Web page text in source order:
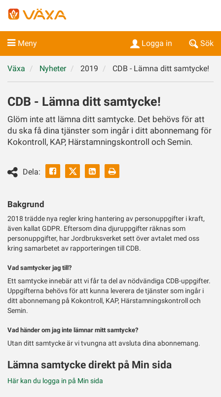
Meny Sök
Logga in
Växa Nyheter 2019 CDB - Lämna ditt samtycke!
CDB - Lämna ditt samtycke!
Glöm inte att lämna ditt samtycke. Det behövs för att
du ska få dina tjänster som ingår i ditt abonnemang för
Kokontroll, KAP, Härstamningskontroll och Semin.
Dela:
Facebook LinkedinSkriv
Bakgrund
2018 trädde nya regler kring hantering av personuppgifter i kraft,
även kallat GDPR. Eftersom dina djuruppgifter räknas som
personuppgifter, har Jordbruksverket sett över avtalet med oss
kring samarbetet av rapporteringen till CDB.
Vad samtycker jag till?
Ett samtycke innebär att vi får ta del av nödvändiga CDB-uppgifter.
Uppgifterna behövs för att kunna leverera de tjänster som ingår i
ditt abonnemang på Kokontroll, KAP, Härstamningskontroll och
Semin.
Vad händer om jag inte lämnar mitt samtycke?
Utan ditt samtycke är vi tvungna att avsluta dina abonnemang.
Lämna samtycke direkt på Min sida
Här kan du logga in på Min sida